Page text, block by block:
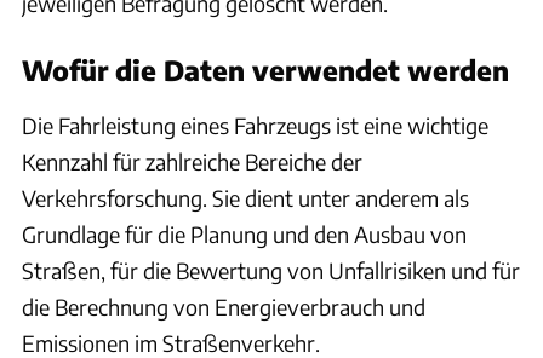
Wofür die Daten verwendet werden
Die Fahrleistung eines Fahrzeugs ist eine wichtige
Kennzahl für zahlreiche Bereiche der
Verkehrsforschung. Sie dient unter anderem als
Grundlage für die Planung und den Ausbau von
Straßen, für die Bewertung von Unfallrisiken und für
die Berechnung von Energieverbrauch und
Emissionen im Straßenverkehr.